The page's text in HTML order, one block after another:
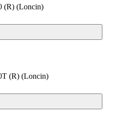
(R) (Loncin)
(R) (Loncin)